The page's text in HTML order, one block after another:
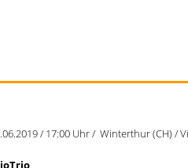
/ 17:00 Uhr / Winterthur (CH) /